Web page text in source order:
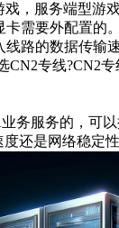
服务端型游
需要外配置的。
的数据传输
专线?CN2
服务的，可
是网络稳定